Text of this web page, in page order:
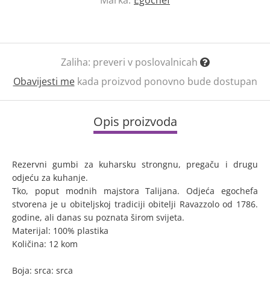
Zaliha: preveri v poslovalnicah
Obavijesti mekada proizvod ponovno bude dostupan
Opis proizvoda
Rezervni gumbi za kuharsku strongnu, pregaču i drugu
odjeću za kuhanje.
Tko, poput modnih majstora Talijana. Odjeća egochefa
stvorena je u obiteljskoj tradiciji obitelji Ravazzolo od 1786.
godine, ali danas su poznata širom svijeta.
Materijal: 100% plastika
Količina: 12 kom
Boja: srca: srca